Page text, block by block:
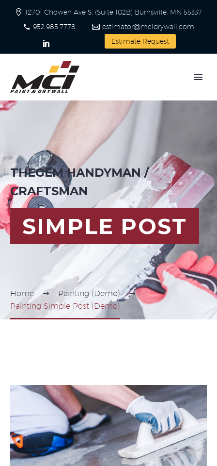
12701 Chowen Ave S. (Suite 102B) Burnsville, MN 55337
952.985.7778
estimator@mcidrywall.com
Estimate Request
THEGEM HANDYMAN /
CRAFTSMAN
SIMPLE POST
Home
Painting (Demo)
Painting Simple Post (Demo)